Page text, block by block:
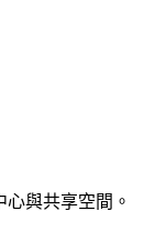
與共享空間。